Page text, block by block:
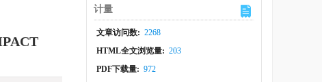
计量
文章访问数: 2268
HTML全文浏览量: 203
PDF下载量: 972